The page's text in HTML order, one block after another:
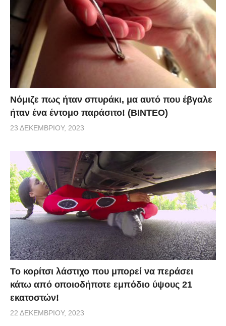
Νόμιζε πως ήταν σπυράκι, μα αυτό που έβγαλε
ήταν ένα έντομο παράσιτο! (BINTEO)
23 ΔΕΚΕΜΒΡΊΟΥ, 2023
Το κορίτσι λάστιχο που μπορεί να περάσει
κάτω από οποιοδήποτε εμπόδιο ύψους 21
εκατοστών!
22 ΔΕΚΕΜΒΡΊΟΥ, 2023